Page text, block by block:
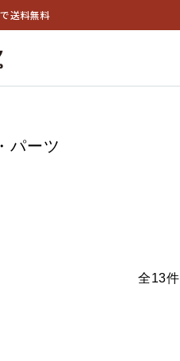
送料無料
パーツ
全13件